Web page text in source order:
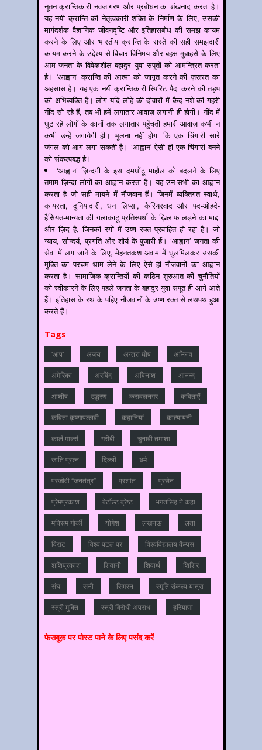
नूतन क्रान्तिकारी नवजागरण और प्रबोधन का शंखनाद करता है।
यह नयी क्रान्ति की नेतृत्वकारी शक्ति के निर्माण के लिए, उसकी
मार्गदर्शक वैज्ञानिक जीवनदृष्टि और इतिहासबोध की समझ कायम
करने के लिए और भारतीय क्रान्ति के रास्ते की सही समझदारी
कायम करने के उद्देश्य से विचार-विनिमय और बहस-मुबाहसे के लिए
आम जनता के विवेकशील बहादुर युवा सपूतों को आमन्त्रित करता
है। ‘आह्वान’ क्रान्ति की आत्मा को जागृत करने की ज़रूरत का
अहसास है। यह एक नयी क्रान्तिकारी स्पिरिट पैदा करने की तड़प
की अभिव्यक्ति है। लोग यदि लोहे की दीवारों में कैद नशे की गहरी
नींद सो रहे हैं, तब भी हमें लगातार आवाज़ लगानी ही होगी। नींद में
घुट रहे लोगों के कानों तक लगातार पहुँचती हमारी आवाज़ कभी न
कभी उन्हें जगायेगी ही। भूलना नहीं होगा कि एक चिंगारी सारे
जंगल को आग लगा सकती है। ‘आह्वान’ ऐसी ही एक चिंगारी बनने
को संकल्पबद्ध है।
‘आह्वान’ ज़िन्दगी के इस दमघोंटू माहौल को बदलने के लिए
तमाम ज़िन्दा लोगों का आह्वान करता है। यह उन सभी का आह्वान
करता है जो सही मायने में नौजवान हैं। जिनमें व्यक्तिगत स्वार्थ,
कायरता, दुनियादारी, धन लिप्सा, कैरियरवाद और पद-ओहदे-
हैसियत-मान्यता की गलाकाटू प्रतिस्पर्धा के ख़िलाफ़ लड़ने का माद्दा
और ज़िद है, जिनकी रगों में उष्ण रक्त प्रवाहित हो रहा है। जो
न्याय, सौन्दर्य, प्रगति और शौर्य के पुजारी हैं। ‘आह्वान’ जनता की
सेवा में लग जाने के लिए, मेहनतकश अवाम में घुलमिलकर उसकी
मुक्ति का परचम थाम लेने के लिए ऐसे ही नौजवानों का आह्वान
करता है। सामाजिक क्रान्तियों की कठिन शुरुआत की चुनौतियों
को स्वीकारने के लिए पहले जनता के बहादुर युवा सपूत ही आगे आते
हैं। इतिहास के रथ के पहिए नौजवानों के उष्ण रक्त से लथपथ हुआ
करते हैं।
Tags
'आप' अजय अन्‍तरा घोष अभिनव
अमेरिका अरविंद अविनाश आनन्‍द
आशीष उद्धरण करावलनगर कविताऐं
कविता कृष्णापल्लवी कहानियां कात्‍यायनी
कार्ल मार्क्स गरीबी चुनावी तमाशा
जाति प्रश्‍न दिल्‍ली धर्म
परजीवी “जनतंत्र” प्रशांत प्रसेन
प्रेमप्रकाश बेर्टोल्ट ब्रेष्ट भगतसिंह ने कहा
मक्सिम गोर्की योगेश लखनऊ लता
विराट विश्‍व पटल पर विश्‍वविद्यालय कैम्‍पस
शशिप्रकाश शिवानी शिवार्थ शिशिर
संघ सनी सिमरन स्मृति संकल्प यात्रा
स्‍त्री मुक्ति स्‍त्री विरोधी अपराध हरियाणा
फेसबुक़ पर पोस्‍ट पाने के लिए पसंद करें